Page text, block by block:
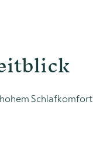
Schlafkomfort